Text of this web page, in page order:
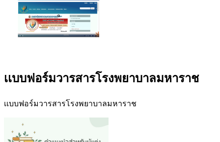
เเบบฟอร์มวารสารโรงพยาบาลมหาราช
เเบบฟอร์มวารสารโรงพยาบาลมหาราช